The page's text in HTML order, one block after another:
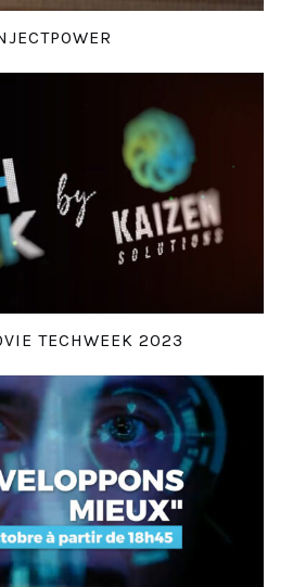
TECHWEEK 2023